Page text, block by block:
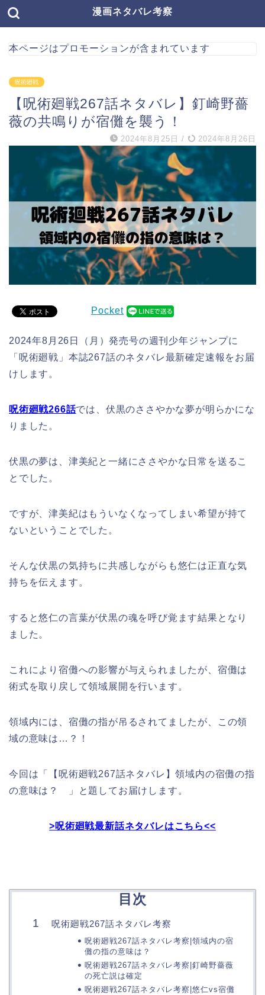
漫画ネタバレ考察
本ページはプロモーションが含まれています
呪術廻戦
【呪術廻戦267話ネタバレ】釘崎野薔
薇の共鳴りが宿儺を襲う！
2024年8月25日 / 2024年8月26日
Pocket
2024年8月26日（月）発売号の週刊少年ジャンプに
「呪術廻戦」本誌267話のネタバレ最新確定速報をお届
けします。
呪術廻戦266話では、伏黒のささやかな夢が明らかにな
りました。
伏黒の夢は、津美紀と一緒にささやかな日常を送るこ
とでした。
ですが、津美紀はもういなくなってしまい希望が持て
ないということでした。
そんな伏黒の気持ちに共感しながらも悠仁は正直な気
持ちを伝えます。
すると悠仁の言葉が伏黒の魂を呼び覚ます結果となり
ました。
これにより宿儺への影響が与えられましたが、宿儺は
術式を取り戻して領域展開を行います。
領域内には、宿儺の指が吊るされてましたが、この領
域の意味は…？！
今回は「【呪術廻戦267話ネタバレ】領域内の宿儺の指
の意味は？ 」と題してお届けします。
>呪術廻戦最新話ネタバレはこちら<<
目次
呪術廻戦267話ネタバレ考察
呪術廻戦267話ネタバレ考察|領域内の宿
儺の指の意味は？
呪術廻戦267話ネタバレ考察|釘崎野薔薇
の死亡説は確定
呪術廻戦267話ネタバレ考察|悠仁vs宿儺